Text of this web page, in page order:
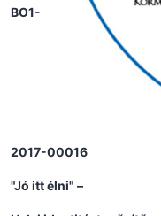
BO1-
2017-00016
"Jó itt élni" –